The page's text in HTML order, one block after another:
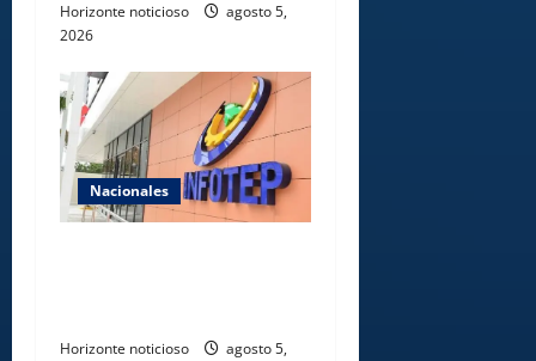
Horizonte noticioso
agosto 5,
2026
Nacionales
Horizonte noticioso
agosto 5,